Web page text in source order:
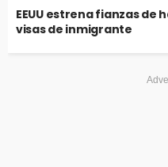
EEUU estrena fianzas de
visas de inmigrante